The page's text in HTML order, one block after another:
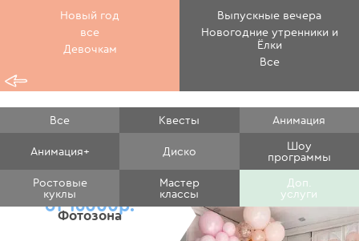
Новый год
все
Девочкам
Выпускные вечера
Новогодние утренники и
Ёлки
Все
Все Квесты Анимация
Анимация+ Диско Шоу
программы
Ростовые
куклы
Мастер
классы
Доп.
услуги
Фотозона
от 16000р.